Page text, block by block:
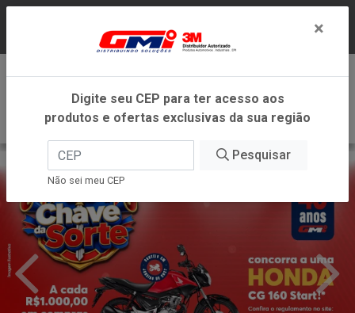
DENTRO DO ESTADO DE MINAS GERAIS.
×
Digite seu CEP para ter acesso aos
produtos e ofertas exclusivas da sua região
Pesquisar
Não sei meu CEP